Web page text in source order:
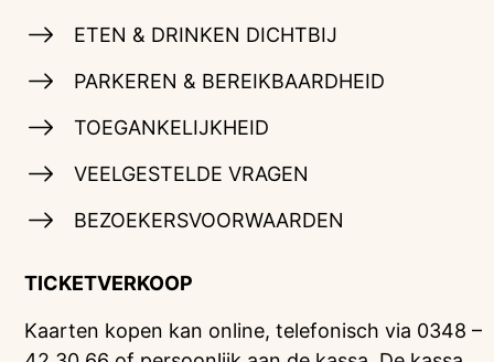
ETEN & DRINKEN DICHTBIJ
PARKEREN & BEREIKBAARDHEID
TOEGANKELIJKHEID
VEELGESTELDE VRAGEN
BEZOEKERSVOORWAARDEN
TICKETVERKOOP
Kaarten kopen kan online, telefonisch via 0348 –